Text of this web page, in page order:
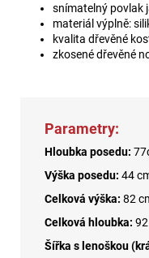
snímatelný povlak
materiál výplně:
kvalita dřevěné
zkosené dřevěné
Parametry:
Hloubka posedu:
Výška posedu: 44
Celková výška: 82
Celková hloubka:
Šířka s lenoškou